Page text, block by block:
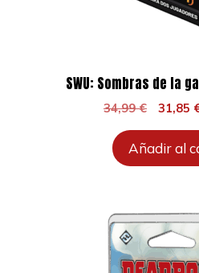
SWU: Sombras de la
34,99€
El
original
era:
31,85
Añadir al